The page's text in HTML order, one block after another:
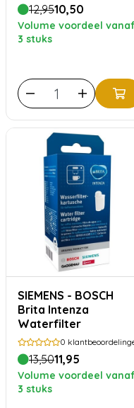
12,9510,50
Volume voordeel vanaf
3 stuks
SIEMENS - BOSCH
Brita Intenza
Waterfilter
0
13,5011,95
Volume voordeel vanaf
3 stuks